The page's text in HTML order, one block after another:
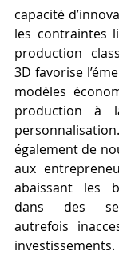
capacité
les contraintes
production
3D favorise
modèles
production à
également de
aux
abaissant les
dans des
autrefois
investissements.